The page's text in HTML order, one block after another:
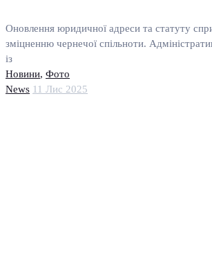
Оновлення юридичної адреси та статуту
зміцненню чернечої спільноти.
із
Новини, Фото
News 11 Лис 2025